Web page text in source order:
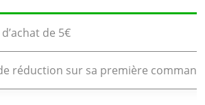
de 5€
réduction sur sa première